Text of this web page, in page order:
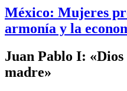
México: Mujeres
armonía y la
Juan Pablo I: «Dios
madre»